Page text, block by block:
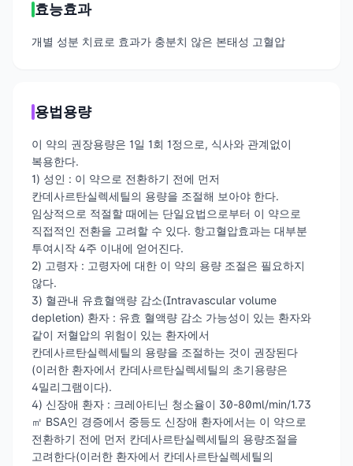
효능효과
개별 성분 치료로 효과가 충분치 않은 본태성 고혈압
용법용량
이 약의 권장용량은 1일 1회 1정으로, 식사와 관계없이
복용한다.
1) 성인 : 이 약으로 전환하기 전에 먼저
칸데사르탄실렉세틸의 용량을 조절해 보아야 한다.
임상적으로 적절할 때에는 단일요법으로부터 이 약으로
직접적인 전환을 고려할 수 있다. 항고혈압효과는 대부분
투여시작 4주 이내에 얻어진다.
2) 고령자 : 고령자에 대한 이 약의 용량 조절은 필요하지
않다.
3) 혈관내 유효혈액량 감소(Intravascular volume
depletion) 환자 : 유효 혈액량 감소 가능성이 있는 환자와
같이 저혈압의 위험이 있는 환자에서
칸데사르탄실렉세틸의 용량을 조절하는 것이 권장된다
(이러한 환자에서 칸데사르탄실렉세틸의 초기용량은
4밀리그램이다).
4) 신장애 환자 : 크레아티닌 청소율이 30-80ml/min/1.73
㎡ BSA인 경증에서 중등도 신장애 환자에서는 이 약으로
전환하기 전에 먼저 칸데사르탄실렉세틸의 용량조절을
고려한다(이러한 환자에서 칸데사르탄실렉세틸의